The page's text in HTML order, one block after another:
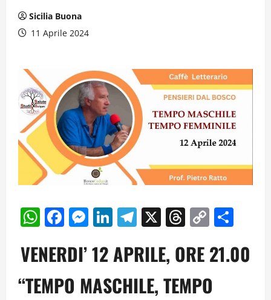
Sicilia Buona
11 Aprile 2024
WhatsApp
Facebook
Messenger
LinkedIn
Telegram
X Threads
Copy
VENERDI’ 12 APRILE, ORE 21.00
“TEMPO MASCHILE, TEMPO